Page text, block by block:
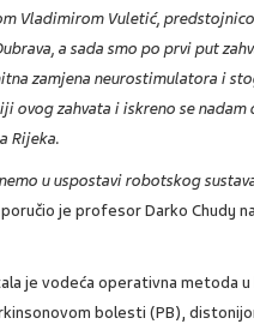
Vladimirom Vuletić,
a sada smo po prvi put
zamjena neurostimulatora i
ovog zahvata i iskreno se nadam
Rijeka.
u uspostavi robotskog
poručio je profesor Darko Chudy
je vodeća operativna metoda
bolesti (PB),